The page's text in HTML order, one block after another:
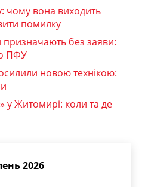
чому вона виходить
помилку
призначають без заяви:
ПФУ
новою технікою:
у Житомирі: коли та де
2026